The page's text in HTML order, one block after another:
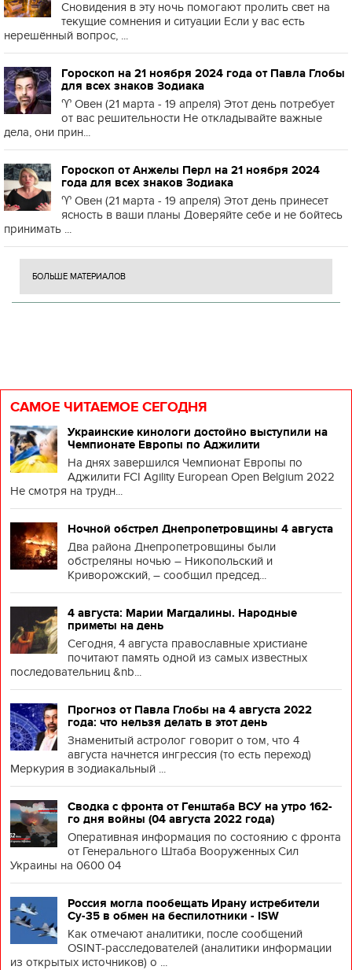
Сновидения в эту ночь помогают пролить свет на
текущие сомнения и ситуации Если у вас есть
нерешённый вопрос, ...
Гороскоп на 21 ноября 2024 года от Павла Глобы
для всех знаков Зодиака
♈️ Овен (21 марта - 19 апреля) Этот день потребует
от вас решительности Не откладывайте важные
дела, они прин...
Гороскоп от Анжелы Перл на 21 ноября 2024
года для всех знаков Зодиака
♈️ Овен (21 марта - 19 апреля) Этот день принесет
ясность в ваши планы Доверяйте себе и не бойтесь
принимать ...
БОЛЬШЕ МАТЕРИАЛОВ
САМОЕ ЧИТАЕМОЕ СЕГОДНЯ
Украинские кинологи достойно выступили на
Чемпионате Европы по Аджилити
На днях завершился Чемпионат Европы по
Аджилити FCI Agility European Open Belgium 2022
Не смотря на трудн...
Ночной обстрел Днепропетровщины 4 августа
Два района Днепропетровщины были
обстреляны ночью – Никопольский и
Криворожский, – сообщил председ...
4 августа: Марии Магдалины. Народные
приметы на день
Сегодня, 4 августа православные христиане
почитают память одной из самых известных
последовательниц &nb...
Прогноз от Павла Глобы на 4 августа 2022
года: что нельзя делать в этот день
Знаменитый астролог говорит о том, что 4
августа начнется ингрессия (то есть переход)
Меркурия в зодиакальный ...
Сводка с фронта от Генштаба ВСУ на утро 162-
го дня войны (04 августа 2022 года)
Оперативная информация по состоянию с фронта
от Генерального Штаба Вооруженных Сил
Украины на 0600 04
Россия могла пообещать Ирану истребители
Су-35 в обмен на беспилотники - ISW
Как отмечают аналитики, после сообщений
OSINT-расследователей (аналитики информации
из открытых источников) о ...